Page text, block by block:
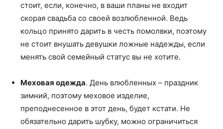
стоит, если, конечно, в ваши планы не входит
скорая свадьба со своей возлюбленной. Ведь
кольцо принято дарить в честь помолвки, поэтому
не стоит внушать девушки ложные надежды, если
менять свой семейный статус вы не хотите.
Меховая одежда. День влюбленных – праздник
зимний, поэтому меховое изделие,
преподнесенное в этот день, будет кстати. Не
обязательно дарить шубку, можно ограничиться